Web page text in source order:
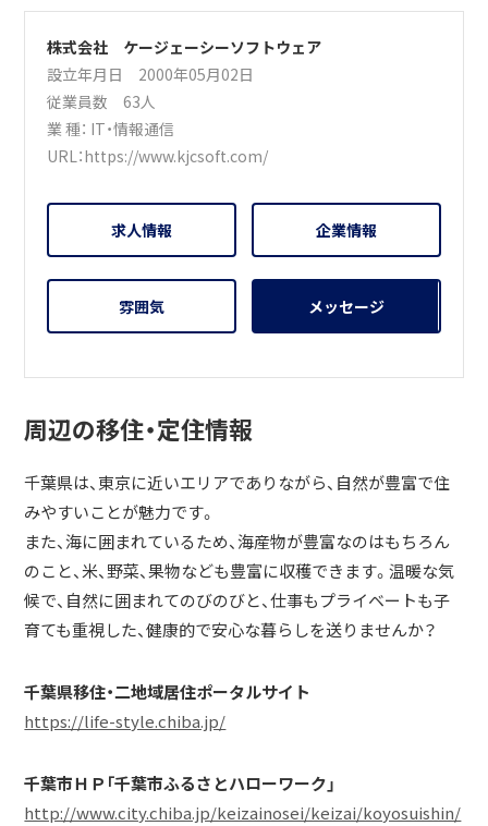
株式会社 ケージェーシーソフトウェア
設立年月日 2000年05月02日
従業員数 63人
業 種： IT・情報通信
URL：https://www.kjcsoft.com/
求人情報 企業情報
雰囲気 メッセージ
周辺の移住・定住情報
千葉県は、東京に近いエリアでありながら、自然が豊富で住
みやすいことが魅力です。
また、海に囲まれているため、海産物が豊富なのはもちろん
のこと、米、野菜、果物なども豊富に収穫できます。温暖な気
候で、自然に囲まれてのびのびと、仕事もプライベートも子
育ても重視した、健康的で安心な暮らしを送りませんか？
千葉県移住・二地域居住ポータルサイト
https://life-style.chiba.jp/
千葉市ＨＰ「千葉市ふるさとハローワーク」
http://www.city.chiba.jp/keizainosei/keizai/koyosuishin/